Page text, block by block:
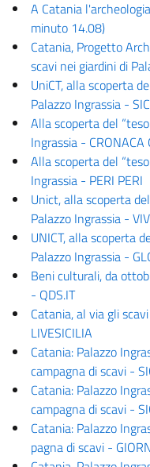
A Catania
minuto 14.08)
Catania, Progetto
scavi nei giardini di
UniCT, alla scoperta
Palazzo Ingrassia -
Alla scoperta del
Ingrassia - CRONACA
Alla scoperta del
Ingrassia - PERI PERI
Unict, alla scoperta
Palazzo Ingrassia -
UNICT, alla scoperta
Palazzo Ingrassia -
Beni culturali, da
- QDS.IT
Catania, al via gli
LIVESICILIA
Catania: Palazzo
campagna di scavi -
Catania: Palazzo
campagna di scavi -
Ca­ta­nia: Pa­laz­zo
pa­gna di sca­vi -